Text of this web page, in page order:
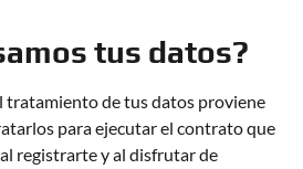
tus datos?
tratamiento de tus datos proviene
para ejecutar el contrato que
registrarte y al disfrutar de